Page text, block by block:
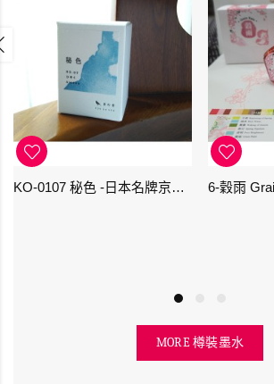
KO-0107 秘色 -日本名牌京の音樽裝鋼筆墨水 4573356130234 - 40ml
MORE 樽裝墨水